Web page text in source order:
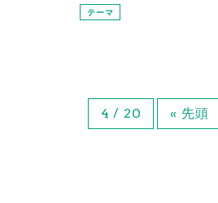
テーマ
4 / 20 « 先頭